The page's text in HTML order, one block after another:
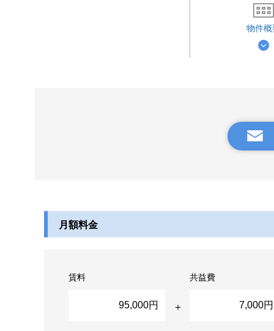
物件概
月額料金
賃料
95,000円
共益費
7,000円